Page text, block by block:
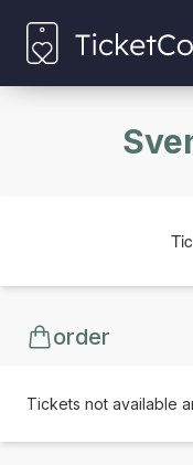
order
Tickets not available